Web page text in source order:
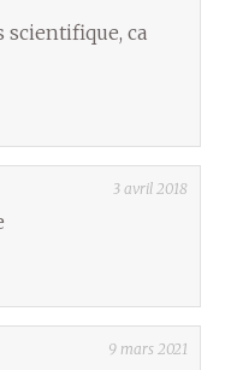
ca
3 avril 2018
9 mars 2021